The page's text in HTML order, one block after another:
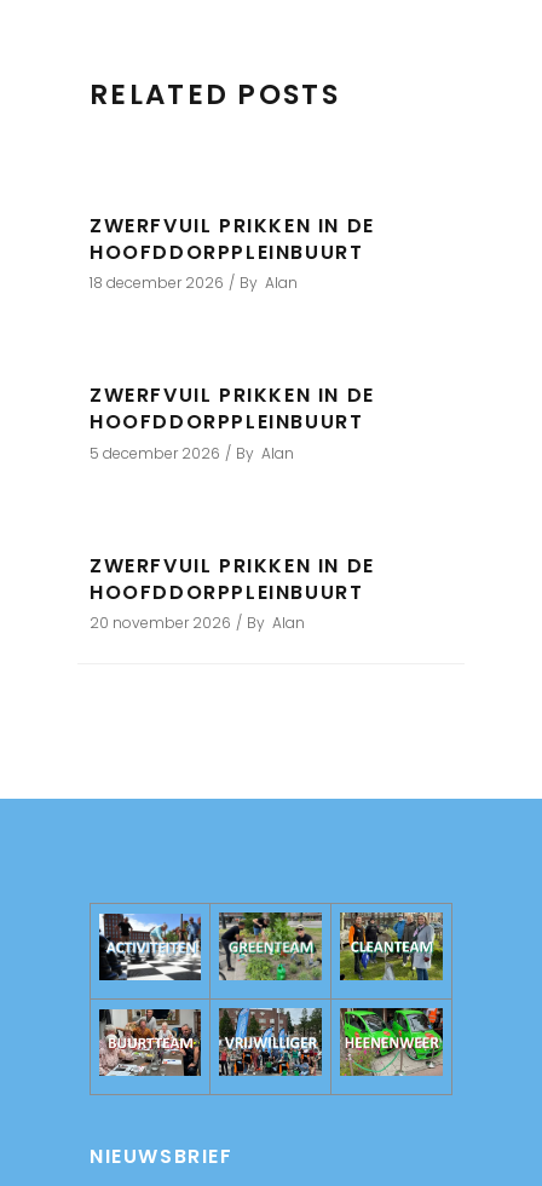
RELATED POSTS
ZWERFVUIL PRIKKEN IN DE
HOOFDDORPPLEINBUURT
18 december 2026 By Alan
ZWERFVUIL PRIKKEN IN DE
HOOFDDORPPLEINBUURT
5 december 2026 By Alan
ZWERFVUIL PRIKKEN IN DE
HOOFDDORPPLEINBUURT
20 november 2026 By Alan
NIEUWSBRIEF